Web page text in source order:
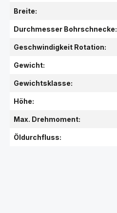
Breite:
Durchmesser Bohrschnecke:
Geschwindigkeit Rotation:
Gewicht:
Gewichtsklasse:
Höhe:
Max. Drehmoment:
Öldurchfluss: